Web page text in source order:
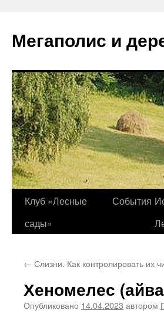
содержимому
Мегаполис и
Клуб «Лесные
сады»
События
← Слизни. Как контролировать их
Хеномелес
Опубликовано 14.04.2023 автором